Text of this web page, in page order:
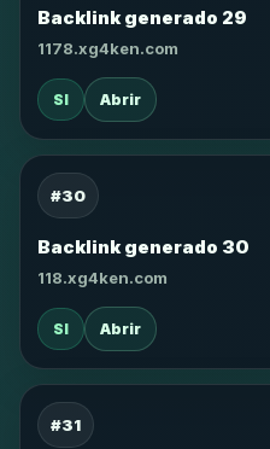
Backlink generado 29
1178.xg4ken.com
SI Abrir
#30
Backlink generado 30
118.xg4ken.com
SI Abrir
#31